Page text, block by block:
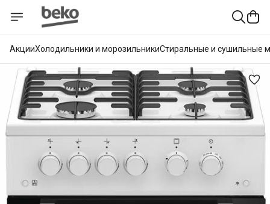
АкцииХолодильники и морозильникиСтиральные и сушильные